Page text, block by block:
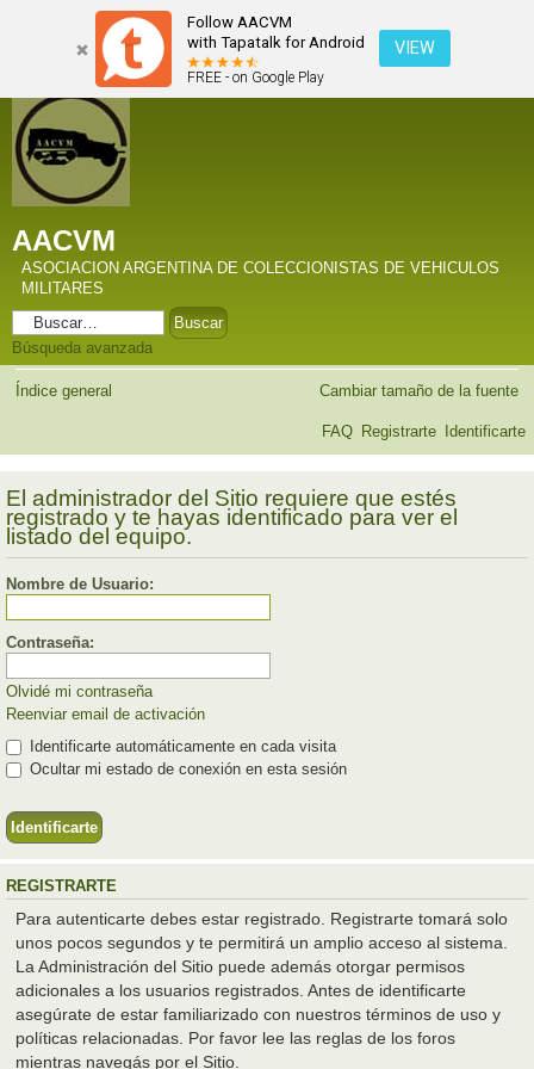
Follow AACVM
with Tapatalk for Android
FREE - on Google Play
VIEW
AACVM
ASOCIACION ARGENTINA DE COLECCIONISTAS DE VEHICULOS
MILITARES
Búsqueda avanzada
Índice general Cambiar tamaño de la fuente
FAQ Registrarte Identificarte
El administrador del Sitio requiere que estés
registrado y te hayas identificado para ver el
listado del equipo.
Nombre de Usuario:
Contraseña:
Olvidé mi contraseña
Reenviar email de activación
Identificarte automáticamente en cada visita
Ocultar mi estado de conexión en esta sesión
REGISTRARTE
Para autenticarte debes estar registrado. Registrarte tomará solo
unos pocos segundos y te permitirá un amplio acceso al sistema.
La Administración del Sitio puede además otorgar permisos
adicionales a los usuarios registrados. Antes de identificarte
asegúrate de estar familiarizado con nuestros términos de uso y
políticas relacionadas. Por favor lee las reglas de los foros
mientras navegás por el Sitio.